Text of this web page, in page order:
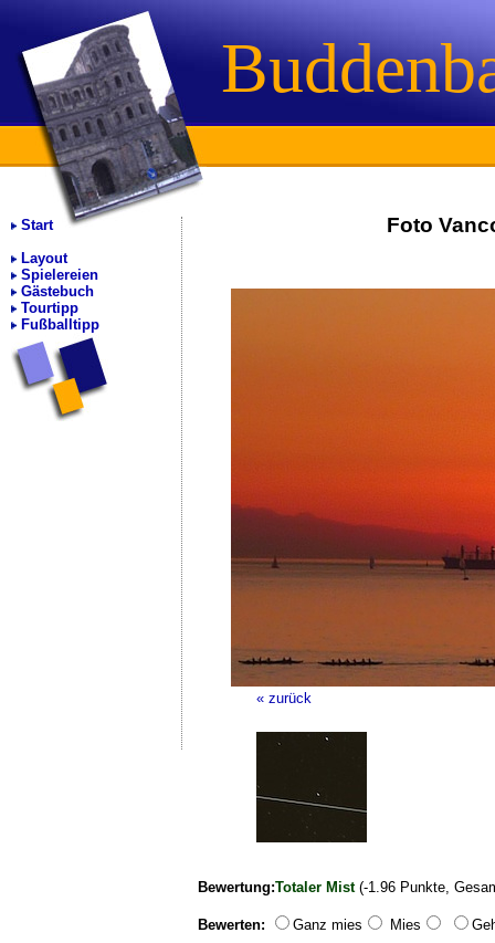
Start
Layout
Spielereien
Gästebuch
Tourtipp
Fußballtipp
Foto
« zurück
Bewertung:Totaler Mist(-1.96 Punkte,
Bewerten: Ganz mies Mies